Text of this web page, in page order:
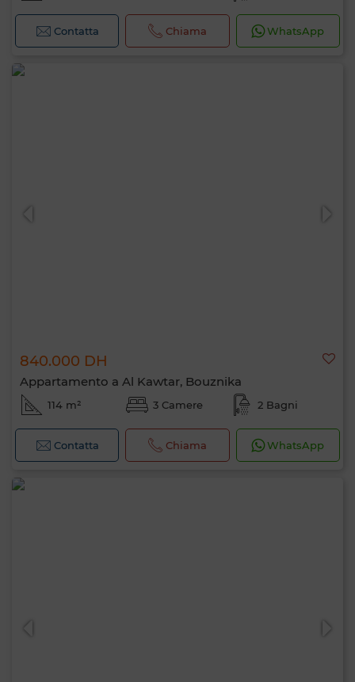
Contatta Chiama WhatsApp
840.000 DH
Appartamento a Al Kawtar, Bouznika
114 m² 3 Camere 2 Bagni
Contatta Chiama WhatsApp